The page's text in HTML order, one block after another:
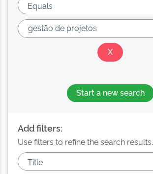
Start a new search
Add filters:
Use filters to refine the search results.